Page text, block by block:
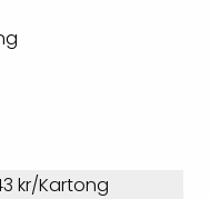
kr/Kartong